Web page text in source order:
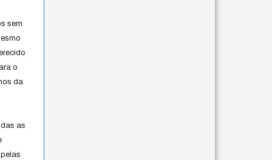
sem
o
da
as